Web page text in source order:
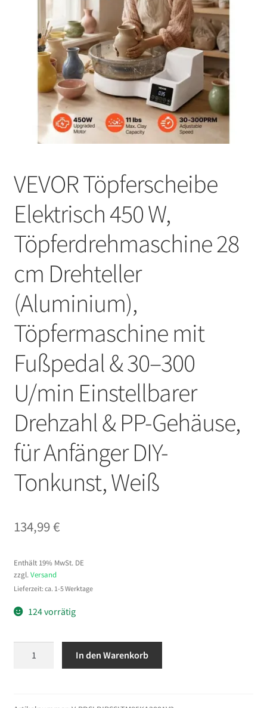
VEVOR Töpferscheibe
Elektrisch 450 W,
Töpferdrehmaschine 28
cm Drehteller
(Aluminium),
Töpfermaschine mit
Fußpedal & 30–300
U/min Einstellbarer
Drehzahl & PP-Gehäuse,
für Anfänger DIY-
Tonkunst, Weiß
134,99€
Enthält 19% MwSt. DE
zzgl. Versand
Lieferzeit: ca. 1-5 Werktage
124 vorrätig
In den Warenkorb